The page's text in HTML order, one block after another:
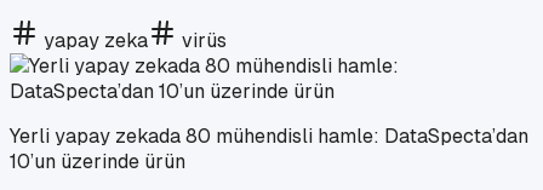
yapay zeka virüs
Yerli yapay zekada 80 mühendisli hamle: DataSpecta’dan
10’un üzerinde ürün